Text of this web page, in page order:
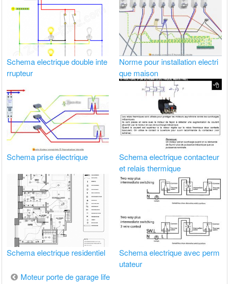
Schema electrique double inte
rrupteur
Norme pour installation electri
que maison
Schema prise électrique
Schema electrique contacteur
et relais thermique
Schema electrique residentiel
Schema electrique avec perm
utateur
Navigation
Moteur porte de garage life